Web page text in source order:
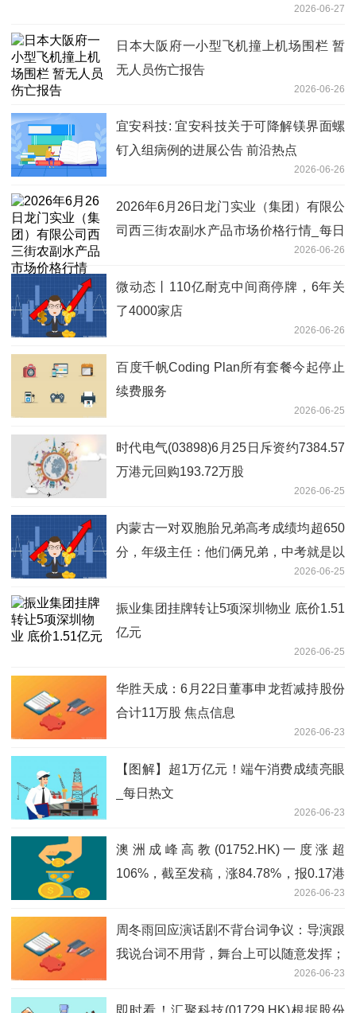
2026-06-27
日本大阪府一小型飞机撞上机场围栏 暂
无人员伤亡报告
2026-06-26
宜安科技: 宜安科技关于可降解镁界面螺
钉入组病例的进展公告 前沿热点
2026-06-26
2026年6月26日龙门实业（集团）有限公
司西三街农副水产品市场价格行情_每日
2026-06-26
微动态丨110亿耐克中间商停牌，6年关
了4000家店
2026-06-26
百度千帆Coding Plan所有套餐今起停止
续费服务
2026-06-25
时代电气(03898)6月25日斥资约7384.57
万港元回购193.72万股
2026-06-25
内蒙古一对双胞胎兄弟高考成绩均超650
分，年级主任：他们俩兄弟，中考就是以
2026-06-25
振业集团挂牌转让5项深圳物业 底价1.51
亿元
2026-06-25
华胜天成：6月22日董事申龙哲减持股份
合计11万股 焦点信息
2026-06-23
【图解】超1万亿元！端午消费成绩亮眼
_每日热文
2026-06-23
澳洲成峰高教(01752.HK)一度涨超
106%，截至发稿，涨84.78%，报0.17港
元，成交额4688.74万港元|微资讯2026-06-23
周冬雨回应演话剧不背台词争议：导演跟
我说台词不用背，舞台上可以随意发挥；
此前被曝依赖提词器，对着本子读还嘴
瓢，观众喊话退票|焦点速看
2026-06-23
即时看！汇聚科技(01729.HK)根据股份